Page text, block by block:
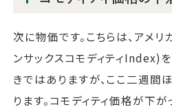
次に物価です。こちらは、アメ
ンサックスコモディティIndex)
きではありますが、ここ二週間
ります。コモディティ価格が下が